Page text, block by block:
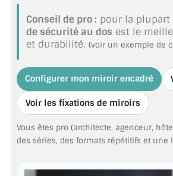
AMBIANCE LAITON BROSSÉ
MIROIR SUR MESURE
MIROIR VIEILLI
MIROIR DÉCORATIF DE
Conseil de pro : pour la plupart
de sécurité au dos est le
et durabilité. (voir un exemple de
Configurer mon miroir encadré
Voir les fixations de miroirs
Vous êtes pro (architecte, agenceur,
des séries, des formats répétitifs et une